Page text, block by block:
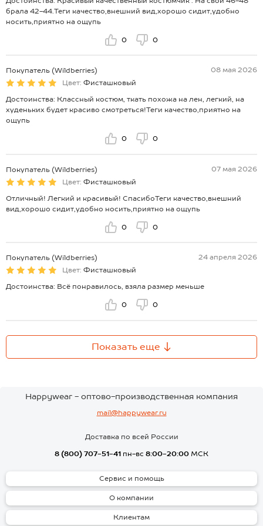
брала 42-44.Теги качество,внешний вид,хорошо сидит,удобно
носить,приятно на ощупь
0 0
Покупатель (Wildberries)
08 мая 2026
Цвет: Фисташковый
Достоинства: Классный костюм, ткать похожа на лен, легкий, на
худеньких будет красиво смотреться!Теги качество,приятно на
ощупь
0 0
Покупатель (Wildberries)
07 мая 2026
Цвет: Фисташковый
Отличный! Легкий и красивый! СпасибоТеги качество,внешний
вид,хорошо сидит,удобно носить,приятно на ощупь
0 0
Покупатель (Wildberries)
24 апреля 2026
Цвет: Фисташковый
Достоинства: Всё понравилось, взяла размер меньше
0 0
Показать еще
Happywear - оптово-производственная компания
mail@happywear.ru
Доставка по всей России
8 (800) 707-51-41 пн-вс 8:00-20:00 МСК
Сервис и помощь
О компании
Клиентам